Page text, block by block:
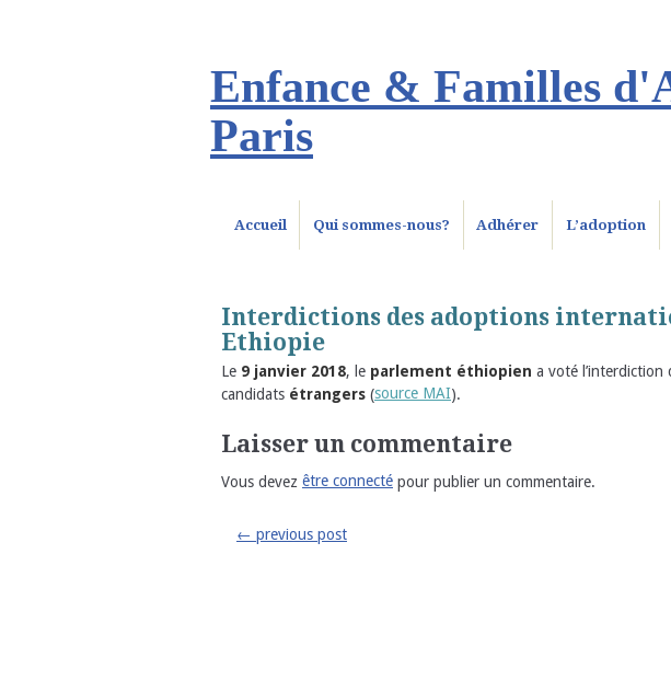
Enfance & Familles
Paris
Accueil Qui sommes-nous? Adhérer L’adoption
Interdictions des adoptions
Ethiopie
Le 9 janvier 2018, le parlement éthiopien a voté l’interdiction
candidats étrangers (source MAI).
Laisser un commentaire
Vous devez être connecté pour publier un commentaire.
← previous post